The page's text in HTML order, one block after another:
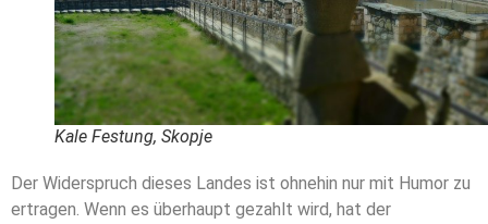
Kale Festung, Skopje
Der Widerspruch dieses Landes ist ohnehin nur mit Humor zu
ertragen. Wenn es überhaupt gezahlt wird, hat der